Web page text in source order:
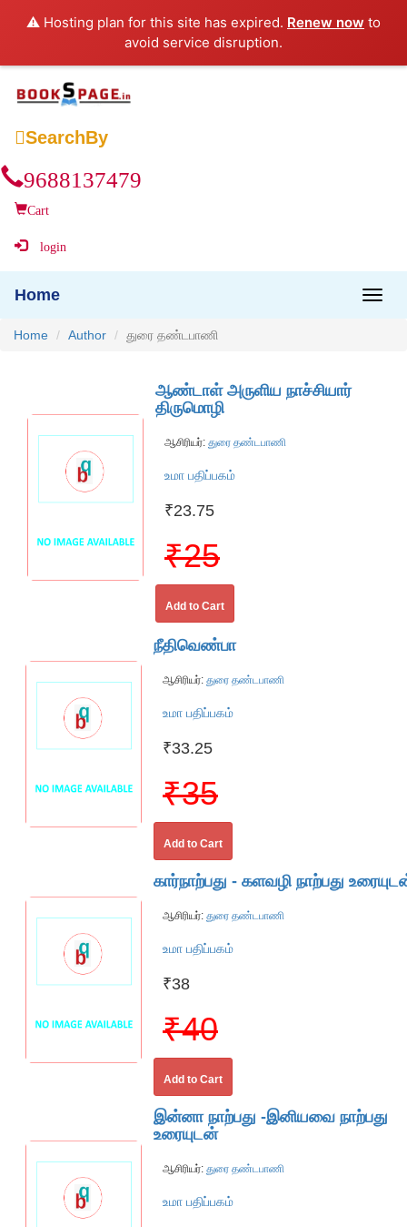
⚠️ Hosting plan for this site has expired. Renew now to
avoid service disruption.
SearchBy
9688137479
Cart
login
Home
Home Author துரை தண்டபாணி
ஆண்டாள் அருளிய நாச்சியார்
திருமொழி
ஆசிரியர்: துரை தண்டபாணி
உமா பதிப்பகம்
₹23.75
₹25
Add to Cart
நீதிவெண்பா
ஆசிரியர்: துரை தண்டபாணி
உமா பதிப்பகம்
₹33.25
₹35
Add to Cart
கார்நாற்பது - களவழி நாற்பது
ஆசிரியர்: துரை தண்டபாணி
உமா பதிப்பகம்
₹38
₹40
Add to Cart
இன்னா நாற்பது -இனியவை நாற்பது
உரையுடன்
ஆசிரியர்: துரை தண்டபாணி
உமா பதிப்பகம்